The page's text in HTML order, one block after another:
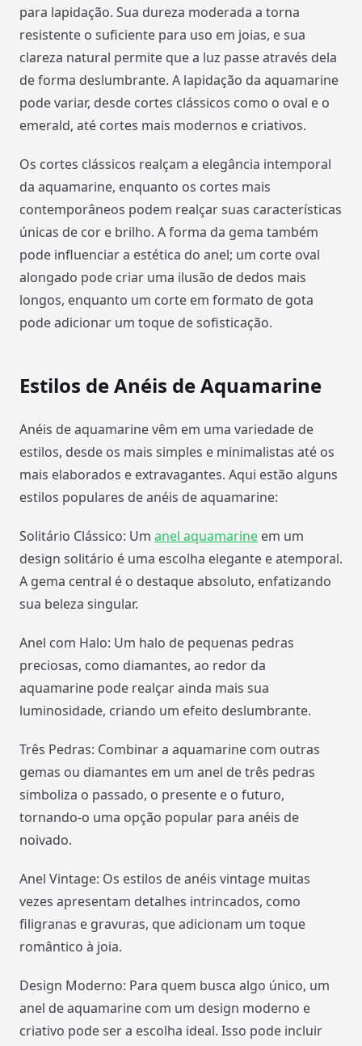
para lapidação. Sua dureza moderada a torna
resistente o suficiente para uso em joias, e sua
clareza natural permite que a luz passe através dela
de forma deslumbrante. A lapidação da aquamarine
pode variar, desde cortes clássicos como o oval e o
emerald, até cortes mais modernos e criativos.
Os cortes clássicos realçam a elegância intemporal
da aquamarine, enquanto os cortes mais
contemporâneos podem realçar suas características
únicas de cor e brilho. A forma da gema também
pode influenciar a estética do anel; um corte oval
alongado pode criar uma ilusão de dedos mais
longos, enquanto um corte em formato de gota
pode adicionar um toque de sofisticação.
Estilos de Anéis de Aquamarine
Anéis de aquamarine vêm em uma variedade de
estilos, desde os mais simples e minimalistas até os
mais elaborados e extravagantes. Aqui estão alguns
estilos populares de anéis de aquamarine:
Solitário Clássico: Um anel aquamarine em um
design solitário é uma escolha elegante e atemporal.
A gema central é o destaque absoluto, enfatizando
sua beleza singular.
Anel com Halo: Um halo de pequenas pedras
preciosas, como diamantes, ao redor da
aquamarine pode realçar ainda mais sua
luminosidade, criando um efeito deslumbrante.
Três Pedras: Combinar a aquamarine com outras
gemas ou diamantes em um anel de três pedras
simboliza o passado, o presente e o futuro,
tornando-o uma opção popular para anéis de
noivado.
Anel Vintage: Os estilos de anéis vintage muitas
vezes apresentam detalhes intrincados, como
filigranas e gravuras, que adicionam um toque
romântico à joia.
Design Moderno: Para quem busca algo único, um
anel de aquamarine com um design moderno e
criativo pode ser a escolha ideal. Isso pode incluir